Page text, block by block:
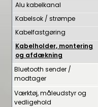
Alu kabelkanal
Kabelsok / strømpe
Kabelfastgøring
Kabelholder, montering
og afdækning
Bluetooth sender /
modtager
Værktøj, måleudstyr og
vedligehold